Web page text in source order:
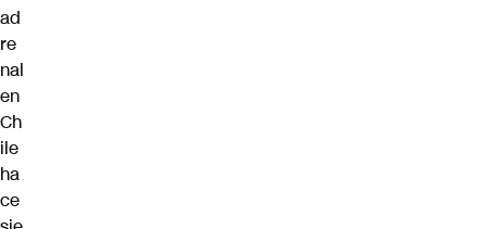
ad
re
nal
en
Ch
ile
ha
ce